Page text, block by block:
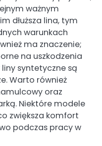
ważnym
dłuższa lina, tym
warunkach
ma znaczenie;
na uszkodzenia
syntetyczne są
Warto również
oraz
Niektóre modele
zwiększa komfort
podczas pracy w